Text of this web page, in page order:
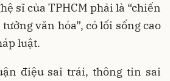
sĩ của TPHCM phải là “chiến
văn hóa”, có lối sống cao
luật.
điệu sai trái, thông tin sai